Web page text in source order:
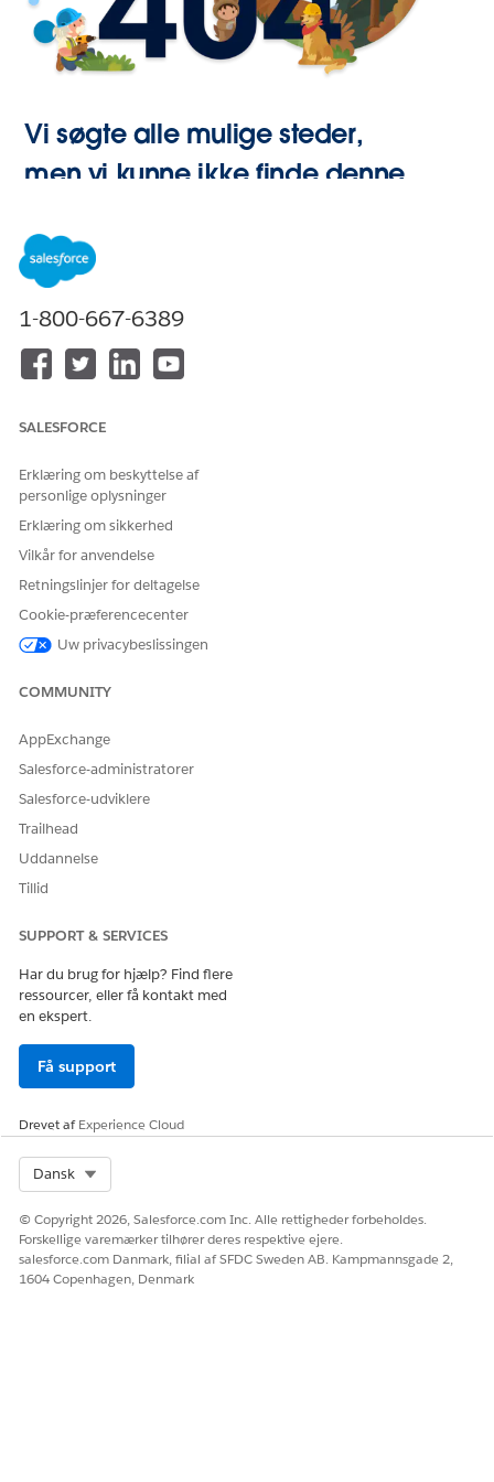
Vi søgte alle mulige steder,
men vi kunne ikke finde denne
1-800-667-6389
SALESFORCE
Erklæring om beskyttelse af
personlige oplysninger
Erklæring om sikkerhed
Vilkår for anvendelse
Retningslinjer for deltagelse
Cookie-præferencecenter
Uw privacybeslissingen
COMMUNITY
AppExchange
Salesforce-administratorer
Salesforce-udviklere
Trailhead
Uddannelse
Tillid
SUPPORT & SERVICES
Har du brug for hjælp? Find flere
ressourcer, eller få kontakt med
en ekspert.
Få support
Drevet afExperience Cloud
Dansk
© Copyright 2026, Salesforce.com Inc. Alle rettigheder forbeholdes.
Forskellige varemærker tilhører deres respektive ejere.
salesforce.com Danmark, filial af SFDC Sweden AB. Kampmannsgade 2,
1604 Copenhagen, Denmark